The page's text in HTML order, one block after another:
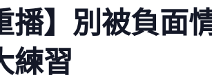
播】別被負
練習